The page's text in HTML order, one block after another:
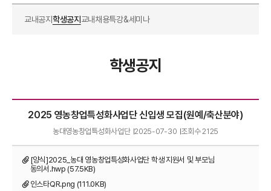
교내공지 학생공지 교내채용특강&세미나
학생공지
2025 영농창업특성화사업단 신입생 모집(원예/축산분야)
농대영농창업특성화사업단 2025-07-30 조회수2125
[양식]2025_농대 영농창업특성화사업단 학생 지원서 및 부모님
동의서.hwp (57.5KB)
인스타QR.png (111.0KB)